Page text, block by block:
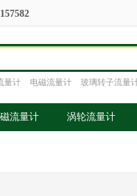
量计 电磁流量计 玻璃转子流量
流量计 涡轮流量计